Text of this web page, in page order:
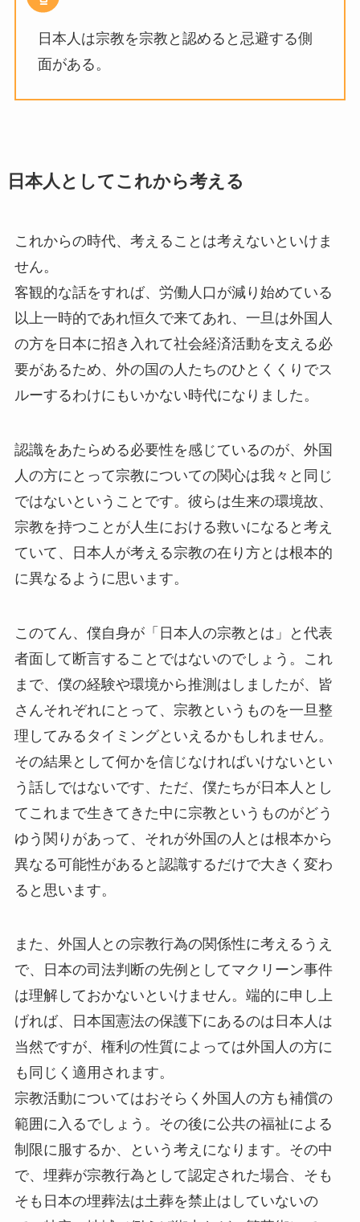
日本人は宗教を宗教と認めると忌避する側
面がある。
日本人としてこれから考える
これからの時代、考えることは考えないといけま
せん。
客観的な話をすれば、労働人口が減り始めている
以上一時的であれ恒久で来てあれ、一旦は外国人
の方を日本に招き入れて社会経済活動を支える必
要があるため、外の国の人たちのひとくくりでス
ルーするわけにもいかない時代になりました。
認識をあたらめる必要性を感じているのが、外国
人の方にとって宗教についての関心は我々と同じ
ではないということです。彼らは生来の環境故、
宗教を持つことが人生における救いになると考え
ていて、日本人が考える宗教の在り方とは根本的
に異なるように思います。
このてん、僕自身が「日本人の宗教とは」と代表
者面して断言することではないのでしょう。これ
まで、僕の経験や環境から推測はしましたが、皆
さんそれぞれにとって、宗教というものを一旦整
理してみるタイミングといえるかもしれません。
その結果として何かを信じなければいけないとい
う話しではないです、ただ、僕たちが日本人とし
てこれまで生きてきた中に宗教というものがどう
ゆう関りがあって、それが外国の人とは根本から
異なる可能性があると認識するだけで大きく変わ
ると思います。
また、外国人との宗教行為の関係性に考えるうえ
で、日本の司法判断の先例としてマクリーン事件
は理解しておかないといけません。端的に申し上
げれば、日本国憲法の保護下にあるのは日本人は
当然ですが、権利の性質によっては外国人の方に
も同じく適用されます。
宗教活動についてはおそらく外国人の方も補償の
範囲に入るでしょう。その後に公共の福祉による
制限に服するか、という考えになります。その中
で、埋葬が宗教行為として認定された場合、そも
そも日本の埋葬法は土葬を禁止はしていないの